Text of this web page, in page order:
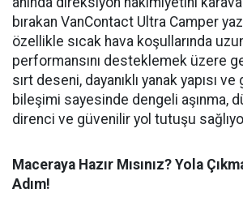
bırakan VanContact Ultra Camper
özellikle sıcak hava koşullarında
performansını desteklemek üzere
sırt deseni, dayanıklı yanak yapısı
bileşimi sayesinde dengeli aşınma,
direnci ve güvenilir yol tutuşu
Maceraya Hazır Mısınız? Yola
Adım!